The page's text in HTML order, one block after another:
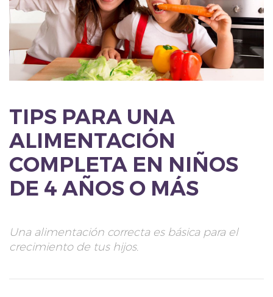
TIPS PARA UNA
ALIMENTACIÓN
COMPLETA EN NIÑOS
DE 4 AÑOS O MÁS
Una alimentación correcta es básica para el
crecimiento de tus hijos.